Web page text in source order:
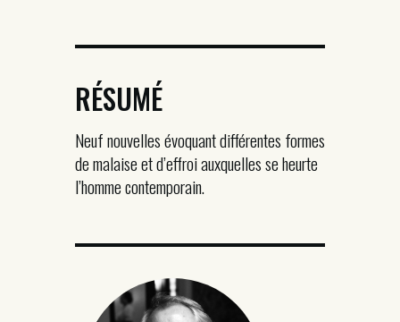
RÉSUMÉ
Neuf nouvelles évoquant différentes formes
de malaise et d’effroi auxquelles se heurte
l’homme contemporain.